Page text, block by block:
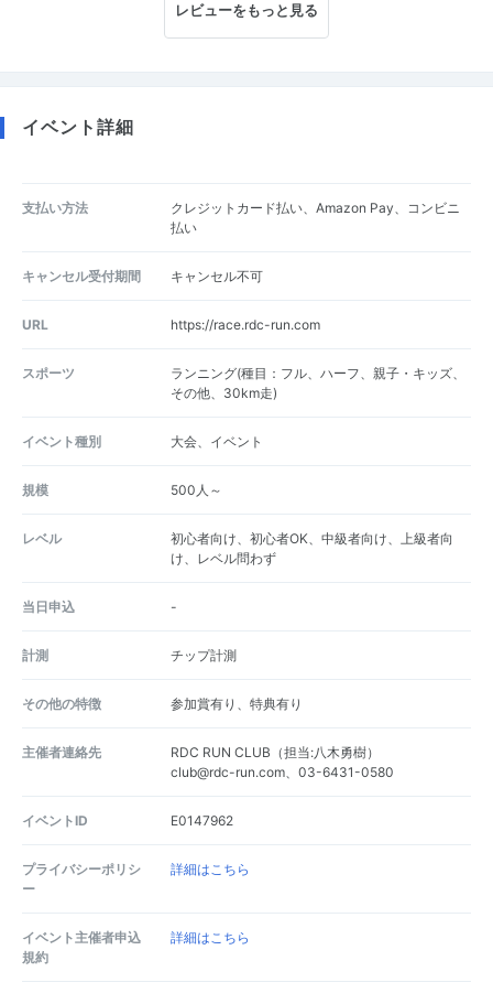
レビューをもっと見る
イベント詳細
支払い方法
クレジットカード払い、Amazon Pay、コンビニ
払い
キャンセル受付期間 キャンセル不可
URL https://race.rdc-run.com
スポーツ
ランニング(種目：フル、ハーフ、親子・キッズ、
その他、30km走)
イベント種別 大会、イベント
規模 500人～
レベル
初心者向け、初心者OK、中級者向け、上級者向
け、レベル問わず
当日申込 -
計測 チップ計測
その他の特徴 参加賞有り、特典有り
主催者連絡先
RDC RUN CLUB（担当:八木勇樹）
club@rdc-run.com、03-6431-0580
イベントID E0147962
プライバシーポリシ
ー
詳細はこちら
イベント主催者申込
規約
詳細はこちら